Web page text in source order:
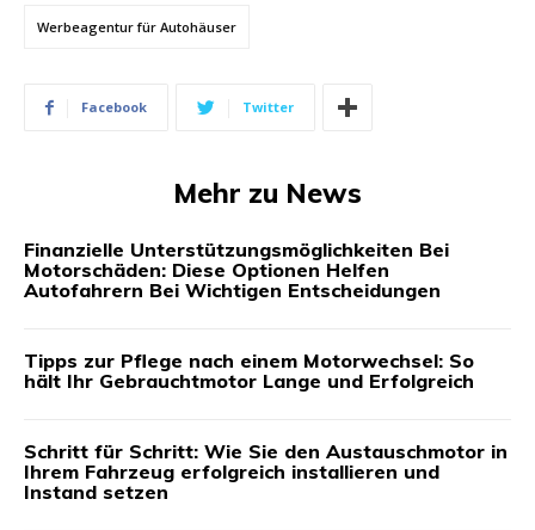
Werbeagentur für Autohäuser
Facebook Twitter
Mehr zu News
Finanzielle Unterstützungsmöglichkeiten Bei
Motorschäden: Diese Optionen Helfen
Autofahrern Bei Wichtigen Entscheidungen
Tipps zur Pflege nach einem Motorwechsel: So
hält Ihr Gebrauchtmotor Lange und Erfolgreich
Schritt für Schritt: Wie Sie den Austauschmotor in
Ihrem Fahrzeug erfolgreich installieren und
Instand setzen